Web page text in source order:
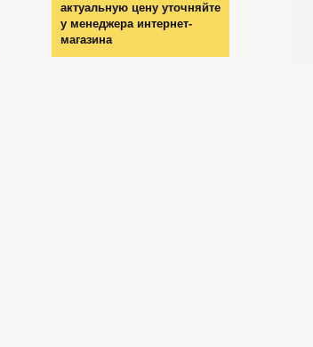
актуальную цену уточняйте
у менеджера интернет-
магазина